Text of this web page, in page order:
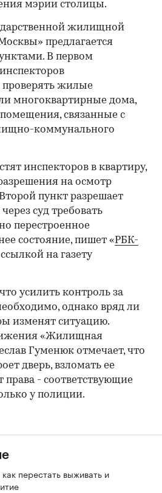
мэрии столицы.
жилищной
предлагается
В первом
проверять жилые
многоквартирные дома,
связанные с
коммунального
инспекторов в квартиру,
на осмотр
пункт разрешает
суд требовать
перестроенное
состояние, пишет «РБК-
ссылкой на газету
усилить контроль за
однако вряд ли
изменят ситуацию.
«Жилищная
Гуменюк отмечает, что
дверь, взломать ее
права - соответствующие
у полиции.
перестать выживать и